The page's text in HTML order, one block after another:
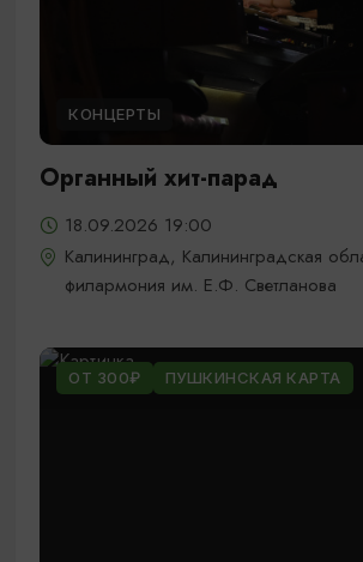
КОНЦЕРТЫ
Органный хит-парад
18.09.2026 19:00
Калининград, Калининградская
филармония им. Е.Ф. Светланова
ОТ 300₽ ПУШКИНСКАЯ КАРТА